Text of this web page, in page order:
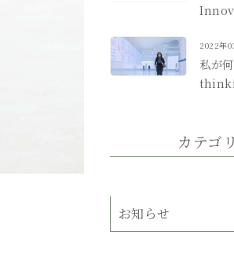
会様）
2022年
私が
カテゴ
お知らせ